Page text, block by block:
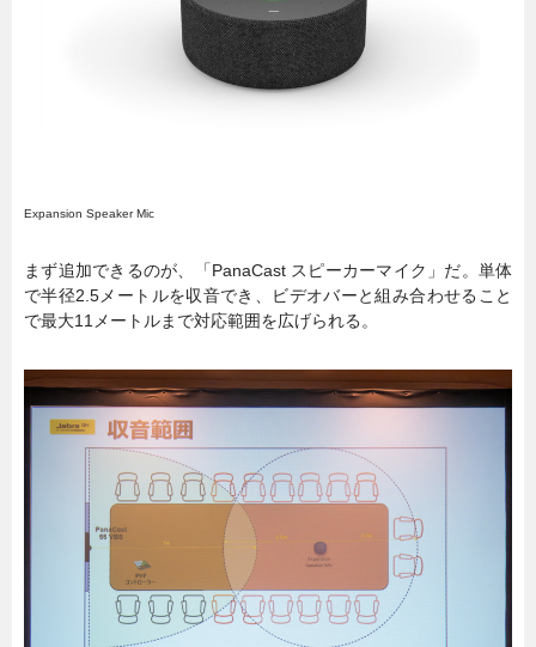
Expansion Speaker Mic
まず追加できるのが、「PanaCast スピーカーマイク」だ。単体
で半径2.5メートルを収音でき、ビデオバーと組み合わせること
で最大11メートルまで対応範囲を広げられる。